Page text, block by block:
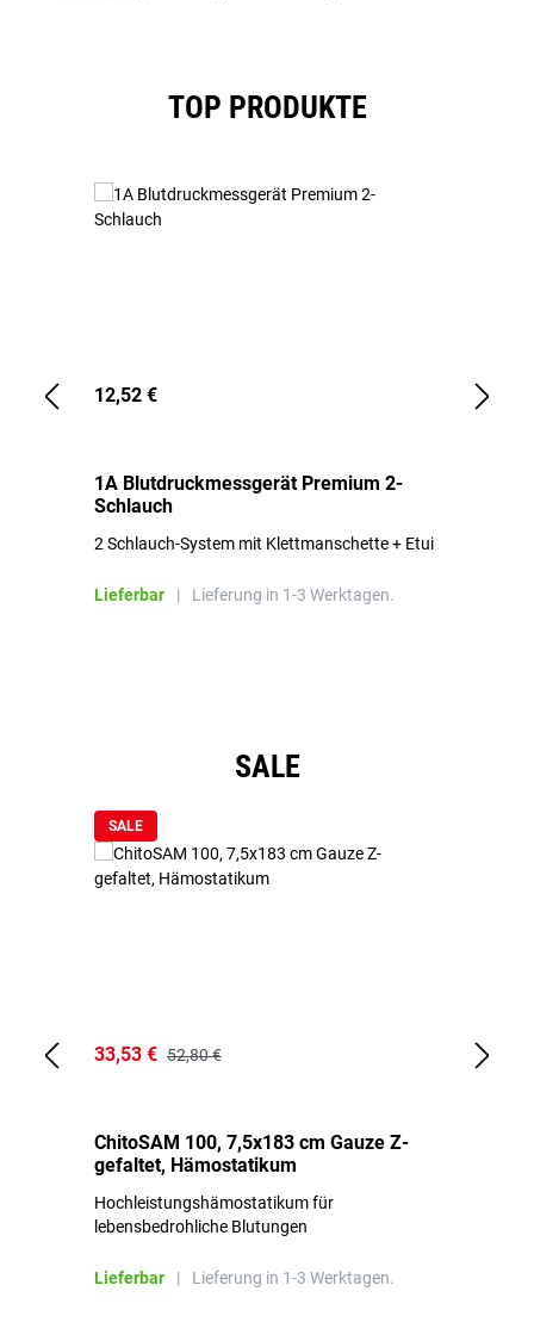
TOP PRODUKTE
12,52 €
1A Blutdruckmessgerät Premium 2-
Schlauch
2 Schlauch-System mit Klettmanschette + Etui
Lieferbar | Lieferung in 1-3 Werktagen.
SALE
SALE
33,53 € 52,80 €
ChitoSAM 100, 7,5x183 cm Gauze Z-
gefaltet, Hämostatikum
Hochleistungshämostatikum für
lebensbedrohliche Blutungen
Lieferbar | Lieferung in 1-3 Werktagen.